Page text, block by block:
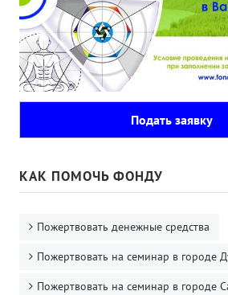
Подать заявку
КАК ПОМОЧЬ ФОНДУ
Пожертвовать денежные средства
Пожертвовать на семинар в городе
Пожертвовать на семинар в городе